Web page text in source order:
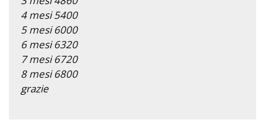
4 mesi 5400
5 mesi 6000
6 mesi 6320
7 mesi 6720
8 mesi 6800
grazie